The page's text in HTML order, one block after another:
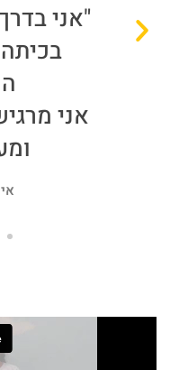
"אני
אני